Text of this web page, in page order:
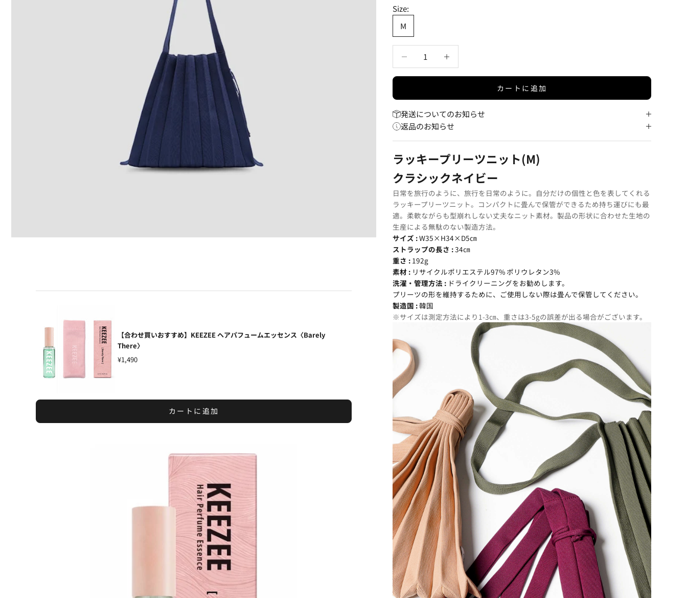
Size:
M
カートに追加
発送についてのお知らせ
返品のお知らせ
ラッキープリーツニット(M)
クラシックネイビー
日常を旅行のように、旅行を日常のように。自分だけの個性と色を表してくれる
ラッキープリーツニット。コンパクトに畳んで保管ができるため持ち運びにも最
適。柔軟ながらも型崩れしない丈夫なニット素材。製品の形状に合わせた生地の
生産による無駄のない製造方法。
サイズ :W35×H34×D5㎝
ストラップの長さ :34㎝
重さ : 192g
素材 : リサイクルポリエステル97% ポリウレタン3%
洗濯・管理方法 : ドライクリーニングをお勧めします。
プリーツの形を維持するために、ご使用しない際は畳んで保管してください。
製造国 :韓国
※サイズは測定方法により1-3㎝、重さは3-5gの誤差が出る場合がございます。
【合わせ買いおすすめ】KEEZEE ヘアパフュームエッセンス〈Barely
There〉
¥1,490
カートに追加